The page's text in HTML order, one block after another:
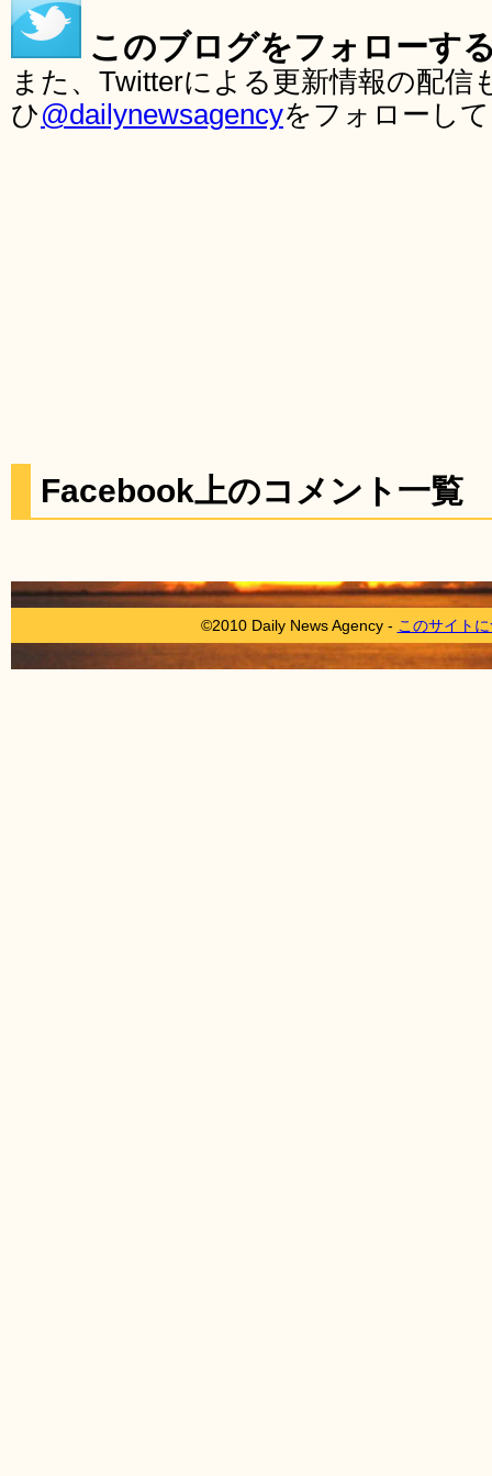
このブログをフォローす
また、Twitterによる更新情報の配
ひ@dailynewsagencyをフォローし
Facebook上のコメント一覧
©2010 Daily News Agency - このサイト